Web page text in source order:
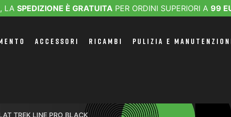
, LA SPEDIZIONE È GRATUITAPER ORDINI SUPERIORI A 99
ACCESSORI RICAMBI PULIZIA E
TREK LINE PRO BLACK